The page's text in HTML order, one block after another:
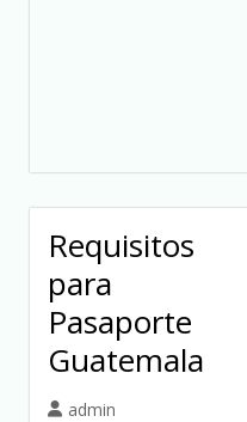
Requisitos
para
Pasaporte
Guatemala
admin